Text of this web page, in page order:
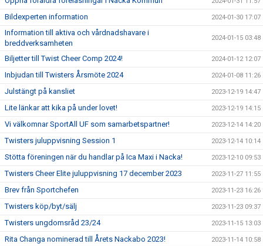
Bildexperten information 2024-01-30 17:07
Information till aktiva och vårdnadshavare i
breddverksamheten
2024-01-15 03:48
Biljetter till Twist Cheer Comp 2024! 2024-01-12 12:07
Inbjudan till Twisters Årsmöte 2024 2024-01-08 11:26
Julstängt på kansliet 2023-12-19 14:47
Lite länkar att kika på under lovet! 2023-12-19 14:15
Vi välkomnar SportAll UF som samarbetspartner! 2023-12-14 14:20
Twisters juluppvisning Session 1 2023-12-14 10:14
Stötta föreningen när du handlar på Ica Maxi i Nacka! 2023-12-10 09:53
Twisters Cheer Elite juluppvisning 17 december 2023 2023-11-27 11:55
Brev från Sportchefen 2023-11-23 16:26
Twisters köp/byt/sälj 2023-11-23 09:37
Twisters ungdomsråd 23/24 2023-11-15 13:03
Rita Changa nominerad till Årets Nackabo 2023! 2023-11-14 10:58